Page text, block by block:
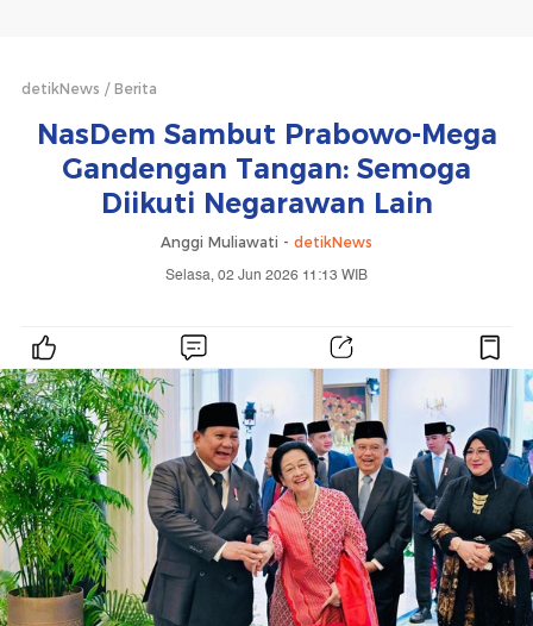
detikNews Berita
NasDem Sambut Prabowo-Mega
Gandengan Tangan: Semoga
Diikuti Negarawan Lain
Anggi Muliawati - detikNews
Selasa, 02 Jun 2026 11:13 WIB